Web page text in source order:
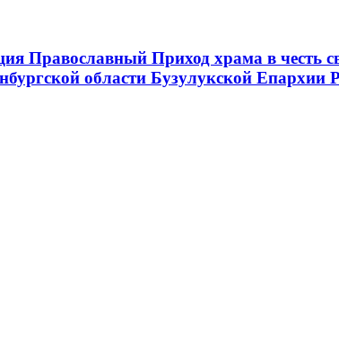
Православный Приход храма в честь
области Бузулукской